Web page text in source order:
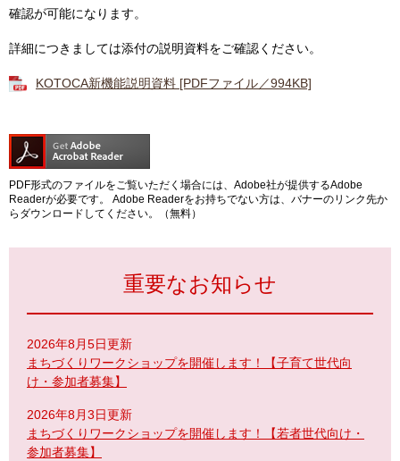
確認が可能になります。
詳細につきましては添付の説明資料をご確認ください。
KOTOCA新機能説明資料 [PDFファイル／994KB]
PDF形式のファイルをご覧いただく場合には、Adobe社が提供するAdobe
Readerが必要です。
Adobe Readerをお持ちでない方は、バナーのリンク先か
らダウンロードしてください。（無料）
重要なお知らせ
2026年8月5日更新
まちづくりワークショップを開催します！【子育て世代向
け・参加者募集】
2026年8月3日更新
まちづくりワークショップを開催します！【若者世代向け・
参加者募集】